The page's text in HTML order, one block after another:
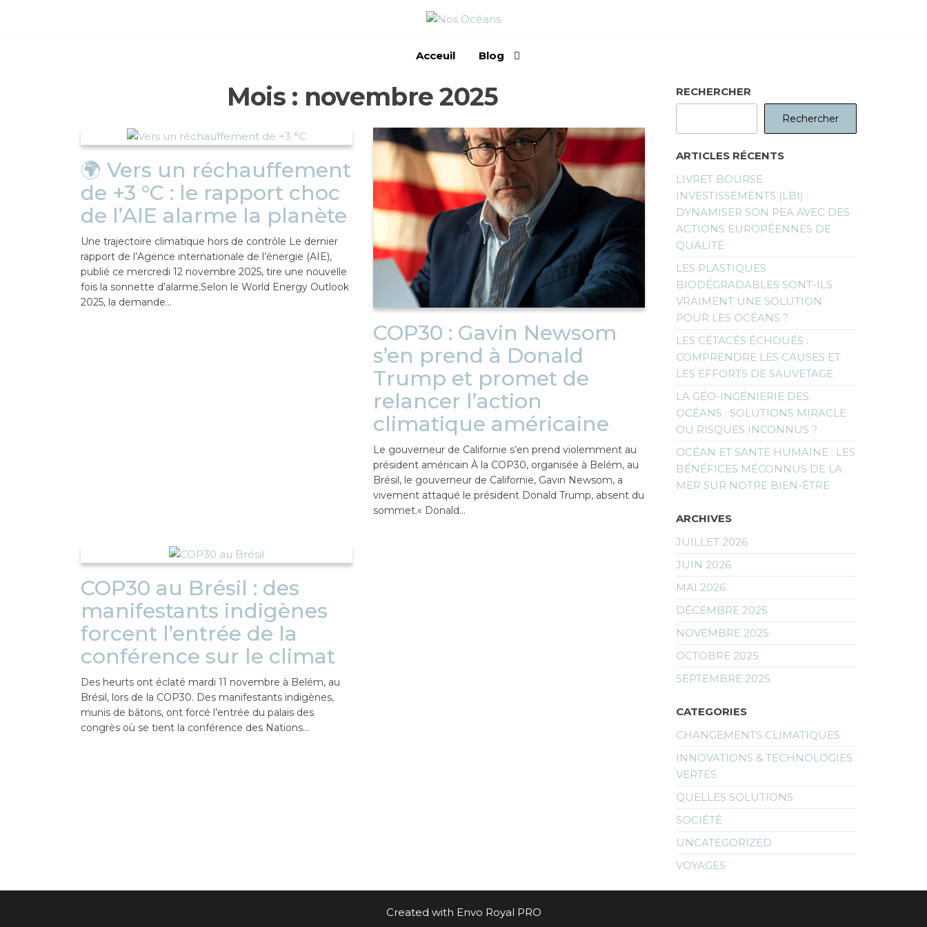
NOS OCÉANS
Acceuil Blog
Mois : novembre 2025
🌍 Vers un réchauffement
de +3 °C : le rapport choc
de l’AIE alarme la planète
Une trajectoire climatique hors de contrôle Le dernier
rapport de l’Agence internationale de l’énergie (AIE),
publié ce mercredi 12 novembre 2025, tire une nouvelle
fois la sonnette d’alarme.Selon le World Energy Outlook
2025, la demande…
COP30 : Gavin Newsom
s’en prend à Donald
Trump et promet de
relancer l’action
climatique américaine
Le gouverneur de Californie s’en prend violemment au
président américain À la COP30, organisée à Belém, au
Brésil, le gouverneur de Californie, Gavin Newsom, a
vivement attaqué le président Donald Trump, absent du
sommet.« Donald…
COP30 au Brésil : des
manifestants indigènes
forcent l’entrée de la
conférence sur le climat
Des heurts ont éclaté mardi 11 novembre à Belém, au
Brésil, lors de la COP30. Des manifestants indigènes,
munis de bâtons, ont forcé l’entrée du palais des
congrès où se tient la conférence des Nations…
RECHERCHER
Rechercher
ARTICLES RÉCENTS
LIVRET BOURSE
INVESTISSEMENTS (LBI) :
DYNAMISER SON PEA AVEC DES
ACTIONS EUROPÉENNES DE
QUALITÉ
LES PLASTIQUES
BIODÉGRADABLES SONT-ILS
VRAIMENT UNE SOLUTION
POUR LES OCÉANS ?
LES CÉTACÉS ÉCHOUÉS :
COMPRENDRE LES CAUSES ET
LES EFFORTS DE SAUVETAGE
LA GÉO-INGÉNIERIE DES
OCÉANS : SOLUTIONS MIRACLE
OU RISQUES INCONNUS ?
OCÉAN ET SANTÉ HUMAINE : LES
BÉNÉFICES MÉCONNUS DE LA
MER SUR NOTRE BIEN-ÊTRE
ARCHIVES
JUILLET 2026
JUIN 2026
MAI 2026
DÉCEMBRE 2025
NOVEMBRE 2025
OCTOBRE 2025
SEPTEMBRE 2025
CATEGORIES
CHANGEMENTS CLIMATIQUES
INNOVATIONS & TECHNOLOGIES
VERTES
QUELLES SOLUTIONS
SOCIÉTÈ
UNCATEGORIZED
VOYAGES
Created with Envo Royal PRO